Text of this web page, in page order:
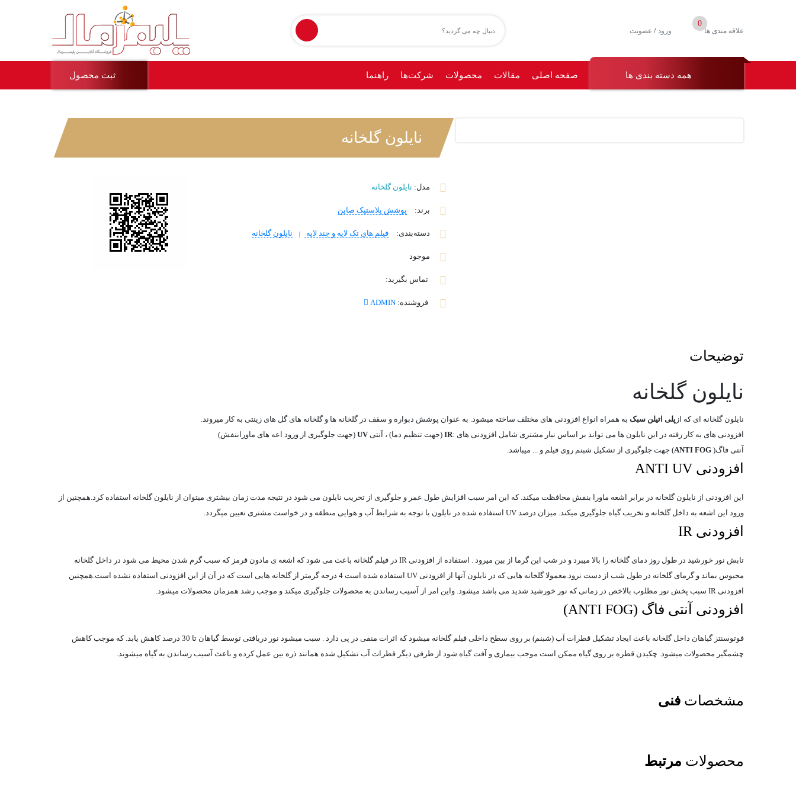
علاقه مندی ها
0
ورود / عضویت
همه دسته بندی ها صفحه اصلی مقالات محصولات شرکت‌ها راهنما ثبت محصول
نایلون گلخانه
مدل: نایلون گلخانه
برند: پوشش پلاستیک صاین
دسته‌بندی: فیلم های تک لایه و چند لایه نایلون گلخانه
موجود
تماس بگیرید:
فروشنده: ADMIN
توضیحات
نایلون گلخانه
نایلون گلخانه ای که از پلی اتیلن سبک به همراه انواع افزودنی های مختلف ساخته میشود. به عنوان پوشش دبواره و سقف در گلخانه ها و گلخانه های گل های زینتی به کار میروند.
افزودنی های به کار رفته در این نایلون ها می تواند بر اساس نیار مشتری شامل افزودنی های :IR (جهت تنظیم دما) ، آنتیUV (جهت جلوگیری از ورود اعه های ماورابنفش)
آنتی فاگ( ANTI FOG) جهت جلوگیری از تشکیل شبنم روی فیلم و ... میباشد.
افزودنی ANTI UV
این افزودنی از نایلون گلخانه در برابر اشعه ماورا بنفش محافظت میکند. که این امر سبب افزایش طول عمر و جلوگیری از تخریب نایلون می شود در نتیجه مدت زمان بیشتری میتوان از نایلون گلخانه استفاده کرد.همچنین از
ورود این اشعه به داخل گلخانه و تخریب گیاه جلوگیری میکند. میزان درصد UV استفاده شده در نایلون با توجه به شرایط آب و هوایی منطقه و در خواست مشتری تعیین میگردد.
افزودنی IR
تابش نور خورشید در طول روز دمای گلخانه را بالا میبرد و در شب این گرما از بین میرود . استفاده از افزودنی IR در فیلم گلخانه باعث می شود که اشعه ی مادون قرمز که سبب گرم شدن محیط می شود در داخل گلخانه
محبوس بماند و گرمای گلخانه در طول شب از دست نرود.معمولا گلخانه هایی که در نایلون آنها از افزودنی UV استفاده شده است 4 درجه گرمتر از گلخانه هایی است که در آن از این افزودنی استفاده نشده است.همچنین
افزودنی IR سبب پخش نور مطلوب بالاخص در زمانی که نور خورشید شدید می باشد میشود. واین امر از آسیب رساندن به محصولات جلوگیری میکند و موجب رشد همزمان محصولات میشود.
افزودنی آنتی فاگ (ANTI FOG)
فوتوسنتز گیاهان داخل گلخانه باعث ایجاد تشکیل قطرات آب (شبنم) بر روی سطح داخلی فیلم گلخانه میشود که اثرات منفی در پی دارد . سبب میشود نور دریافتی توسط گیاهان تا 30 درصد کاهش یابد. که موجب کاهش
چشمگیر محصولات میشود. چکیدن قطره بر روی گیاه ممکن است موجب بیماری و آفت گیاه شود از طرفی دیگر قطرات آب تشکیل شده همانند ذره بین عمل کرده و باعث آسیب رساندن به گیاه میشوند.
مشخصات فنی
محصولات مرتبط